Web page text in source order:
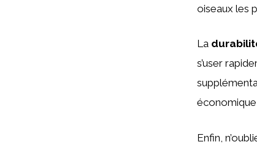
oiseaux les
La
s’user
Enfin,